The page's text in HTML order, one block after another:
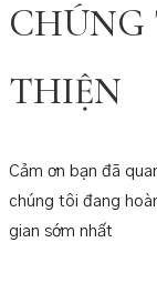
THIỆN
Cảm ơn bạn đã
chúng tôi đang
gian sớm nhất